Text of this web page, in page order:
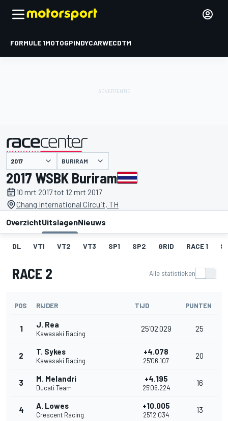
FORMULE 1MOTOGPINDYCARWECDTM
gepresenteerd door BURIRAM
2017 WSBK Buriram
10 mrt 2017 tot 12 mrt 2017
Chang International Circuit, TH
OverzichtUitslagenNieuws
DL VT1 VT2 VT3 SP1 SP2 GRID RACE 1
RACE 2 Alle statistieken
POS RIJDER TIJD PUNTEN
1 J. Rea
Kawasaki Racing
25'02.029 25
2 T. Sykes
Kawasaki Racing
+4.078
25'06.107
20
3 M. Melandri
Ducati Team
+4.195
25'06.224
16
4 A. Lowes
Crescent Racing
+10.005
25'12.034
13